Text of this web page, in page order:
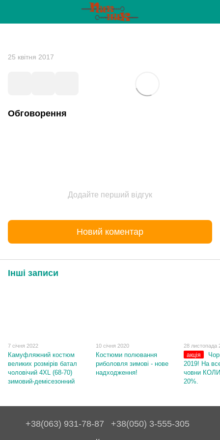
25 квітня 2017
Обговорення
Додайте перший відгук
Новий коментар
Інші записи
7 січня 2022
Камуфляжний костюм
великих розмірів батал
чоловічий 4XL (68-70)
зимовий-демісезонний
10 січня 2020
Костюми полювання
риболовля зимові - нове
надходження!
28 листопада
акція
2019! На
човни
20%.
+38(063) 931-78-87 +38(050) 3-555-305